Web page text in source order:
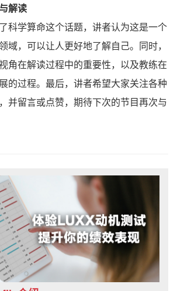
解读
科学算命这个话题，讲者认为这是一个
域，可以让人更好地了解自己。同时，
角在解读过程中的重要性，以及教练在
的过程。最后，讲者希望大家关注各种
并留言或点赞，期待下次的节目再次与